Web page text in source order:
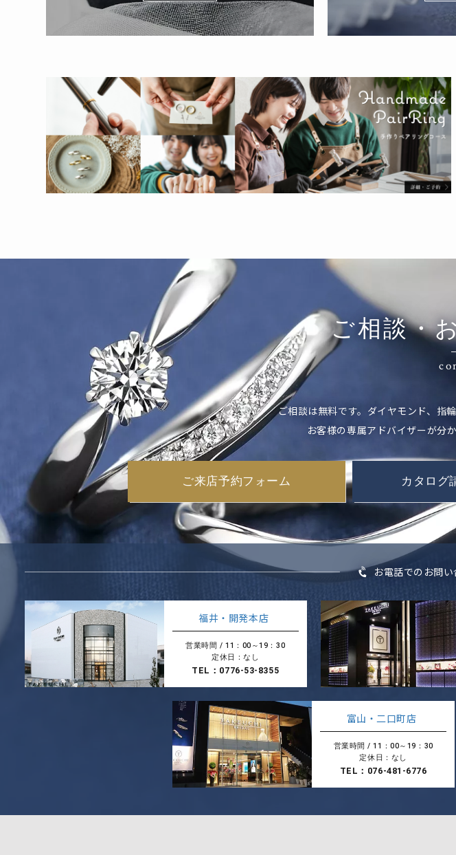
ご相談・
ご相談は無料です。ダイヤモンド、指
お客様の専属アドバイザーが分
ご来店予約フォーム カタログ
お電話でのお問
福井・開発本店
営業時間 / 11：00～19：30
定休日：なし
TEL：0776-53-8355
富山・二口町店
営業時間 / 11：00～19：30
定休日：なし
TEL：076-481-6776